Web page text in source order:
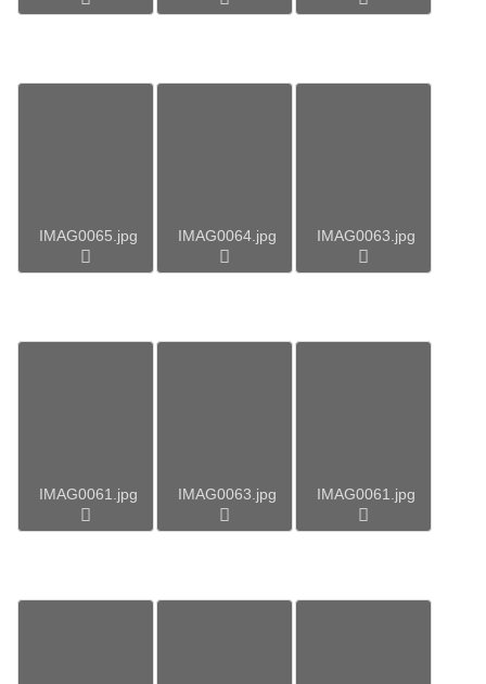
IMAG0065.jpg IMAG0064.jpg IMAG0063.jpg
IMAG0061.jpg IMAG0063.jpg IMAG0061.jpg